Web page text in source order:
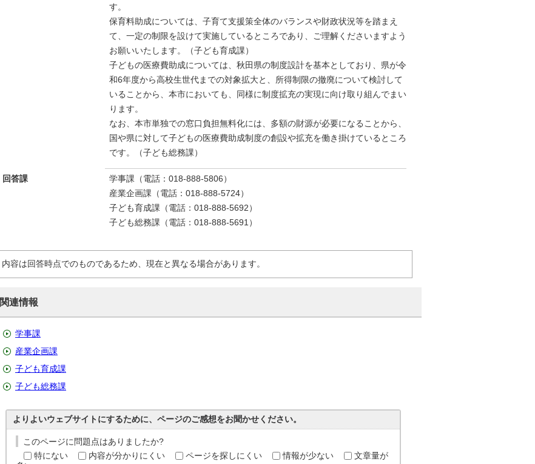
す。
保育料助成については、子育て支援策全体のバランスや財政状況等を踏まえ
て、一定の制限を設けて実施しているところであり、ご理解くださいますよう
お願いいたします。（子ども育成課）
子どもの医療費助成については、秋田県の制度設計を基本としており、県が令
和6年度から高校生世代までの対象拡大と、所得制限の撤廃について検討して
いることから、本市においても、同様に制度拡充の実現に向け取り組んでまい
ります。
なお、本市単独での窓口負担無料化には、多額の財源が必要になることから、
国や県に対して子どもの医療費助成制度の創設や拡充を働き掛けているところ
です。（子ども総務課）
回答課
学事課（電話：018-888-5806）
産業企画課（電話：018-888-5724）
子ども育成課（電話：018-888-5692）
子ども総務課（電話：018-888-5691）
内容は回答時点でのものであるため、現在と異なる場合があります。
関連情報
学事課
産業企画課
子ども育成課
子ども総務課
よりよいウェブサイトにするために、ページのご感想をお聞かせください。
このページに問題点はありましたか?
特にない
内容が分かりにくい ページを探しにくい 情報が少ない
文章量が